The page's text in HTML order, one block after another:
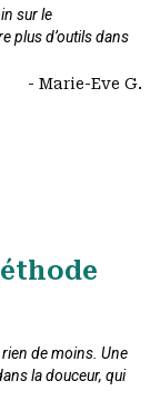
sur le
plus d’outils dans
- Marie-Eve G.
de moins. Une
la douceur, qui